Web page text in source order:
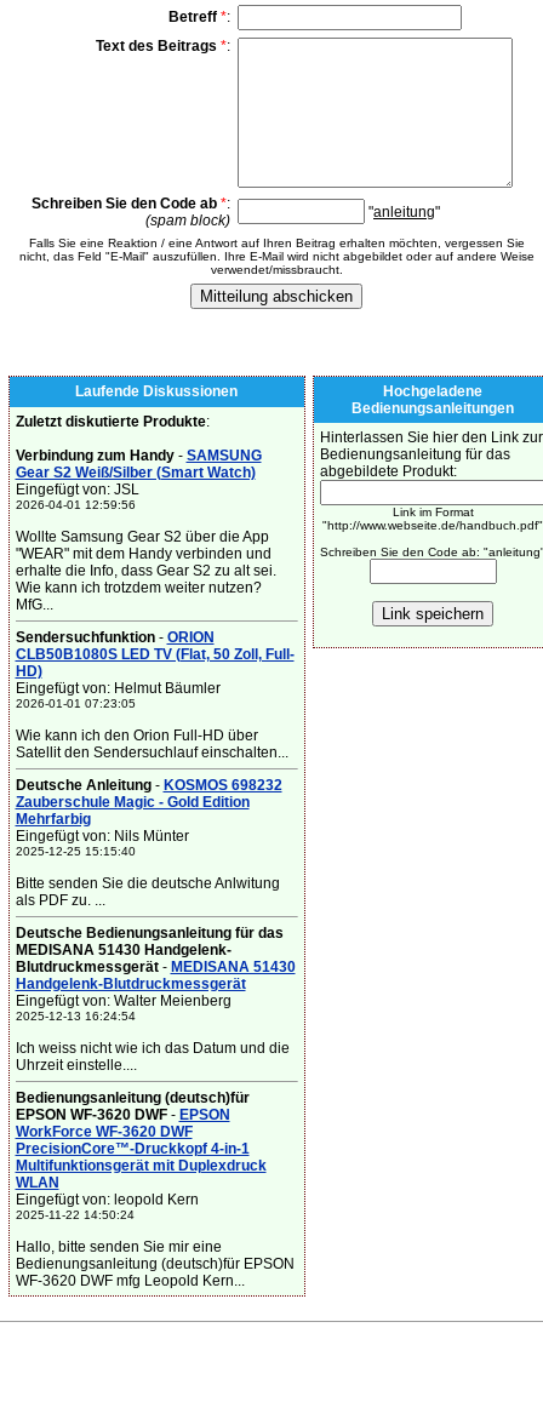
Betreff *:
Text des Beitrags *:
Schreiben Sie den Code ab *:
(spam block)
"anleitung"
Falls Sie eine Reaktion / eine Antwort auf Ihren Beitrag erhalten möchten, vergessen Sie
nicht, das Feld "E-Mail" auszufüllen. Ihre E-Mail wird nicht abgebildet oder auf andere Weise
verwendet/missbraucht.
Laufende Diskussionen
Zuletzt diskutierte Produkte:
Verbindung zum Handy- SAMSUNG
Gear S2 Weiß/Silber (Smart Watch)
Eingefügt von: JSL
2026-04-01 12:59:56
Wollte Samsung Gear S2 über die App
"WEAR" mit dem Handy verbinden und
erhalte die Info, dass Gear S2 zu alt sei.
Wie kann ich trotzdem weiter nutzen?
MfG...
Sendersuchfunktion- ORION
CLB50B1080S LED TV (Flat, 50 Zoll, Full-
HD)
Eingefügt von: Helmut Bäumler
2026-01-01 07:23:05
Wie kann ich den Orion Full-HD über
Satellit den Sendersuchlauf einschalten...
Deutsche Anleitung- KOSMOS 698232
Zauberschule Magic - Gold Edition
Mehrfarbig
Eingefügt von: Nils Münter
2025-12-25 15:15:40
Bitte senden Sie die deutsche Anlwitung
als PDF zu. ...
Deutsche Bedienungsanleitung für das
MEDISANA 51430 Handgelenk-
Blutdruckmessgerät- MEDISANA 51430
Handgelenk-Blutdruckmessgerät
Eingefügt von: Walter Meienberg
2025-12-13 16:24:54
Ich weiss nicht wie ich das Datum und die
Uhrzeit einstelle....
Bedienungsanleitung (deutsch)für
EPSON WF-3620 DWF- EPSON
WorkForce WF-3620 DWF
PrecisionCore™-Druckkopf 4-in-1
Multifunktionsgerät mit Duplexdruck
WLAN
Eingefügt von: leopold Kern
2025-11-22 14:50:24
Hallo, bitte senden Sie mir eine
Bedienungsanleitung (deutsch)für EPSON
WF-3620 DWF mfg Leopold Kern...
Hochgeladene
Bedienungsanleitungen
Hinterlassen Sie hier den Link zur
Bedienungsanleitung für das
abgebildete Produkt:
Link im Format
"http://www.webseite.de/handbuch.pdf"
Schreiben Sie den Code ab: